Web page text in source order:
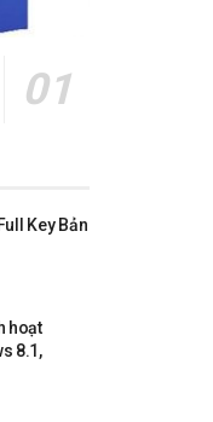
Key Bản
hoạt
8.1,